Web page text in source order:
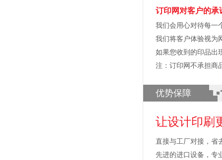
订印网对客户的承
我们会用心对待每一
我们将客户体验视为
如果您收到的印品出
注：订印网不承担商
优势保障
让设计印刷
直接与工厂对接，省
先进的进口设备，专